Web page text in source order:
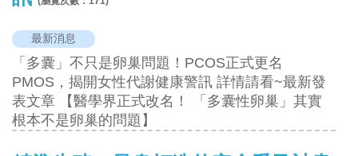
最新消息
「多囊」不只是卵巢問題！PCOS正式更名
PMOS，揭開女性代謝健康警訊 詳情請看~最新發
表文章 【醫學界正式改名！ 「多囊性卵巢」其實
根本不是卵巢的問題】